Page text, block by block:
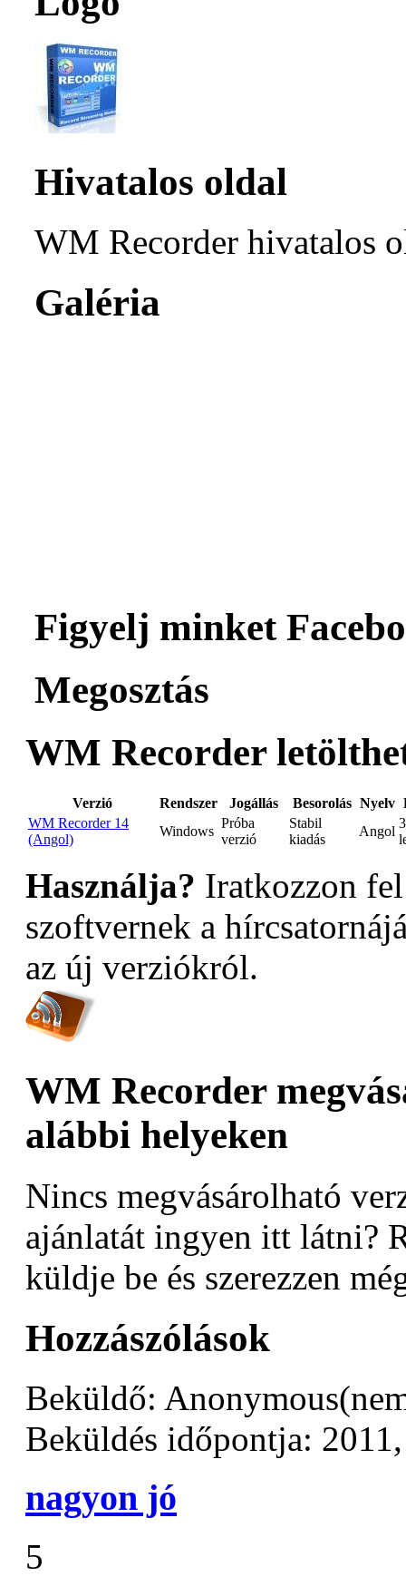
Hivatalos oldal
WM Recorder hivatalos
Galéria
Figyelj minket
Megosztás
WM Recorder
Verzió Rendszer Jogállás Besorolás Nyelv
WM Recorder 14
(Angol)
Windows
Próba
verzió
Stabil
kiadás
Angol
Használja? Iratkozzon
szoftvernek a
az új verziókról.
WM Recorder
alábbi helyeken
Nincs megvásárolható
ajánlatát ingyen itt látni?
küldje be és szerezzen
Hozzászólások
Beküldő:
Beküldés időpontja:
nagyon jó
5